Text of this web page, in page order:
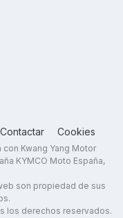
Contactar Cookies
con Kwang Yang Motor
KYMCO Moto España,
son propiedad de sus
los derechos reservados.